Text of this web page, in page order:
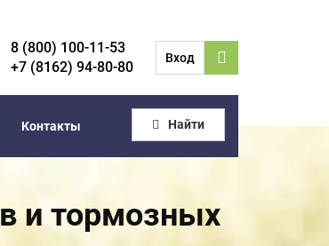
8 (800) 100-11-53
+7 (8162) 94-80-80
Вход
Контакты Найти
и тормозных